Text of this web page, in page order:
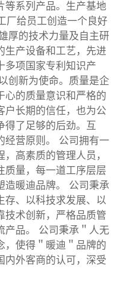
等系列产品。生产基地
厂给员工创造一个良好
厚的技术力量及自主研
生产设备和工艺，先进
多项国家专利知识产
创新为使命。质量是企
心的质量意识和严格的
户长期的信任，也为公
得了足够的后劲。互
经营原则。 公司拥有一
高素质的管理人员，
质量，每一道工序层层
造暖迪品牌。 公司秉承
存、以科技求发展、以
技术创新，严格品质管
产品。 公司秉承＂人无
，使得＂暖迪＂品牌的
内外客商的认可，深受